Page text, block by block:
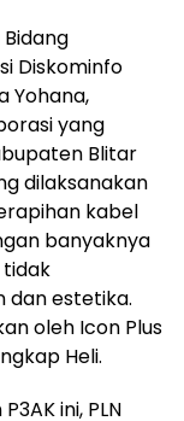
Diskominfo
Yohana,
yang
Blitar
dilaksanakan
kabel
banyaknya
tidak
dan estetika.
oleh Icon Plus
Heli.
ini, PLN